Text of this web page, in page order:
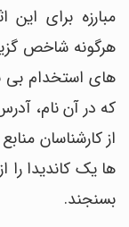
مبارزه برای
هرگونه شاخص
های استخدام بی
که در آن نام،
از کارشناسان
ها یک کاندیدا را
بسنجند.